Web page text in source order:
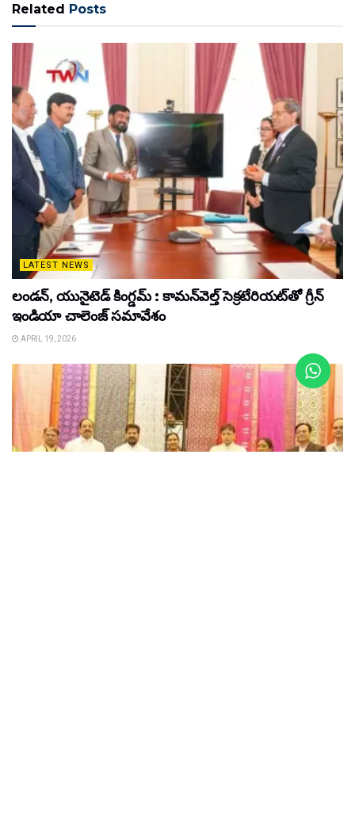
Related Posts
LATEST NEWS
లండన్, యునైటెడ్ కింగ్డమ్ : కామన్‌వెల్త్ సెక్రటేరియట్‌తో గ్రీన్
ఇండియా చాలెంజ్ సమావేశం
APRIL 19, 2026